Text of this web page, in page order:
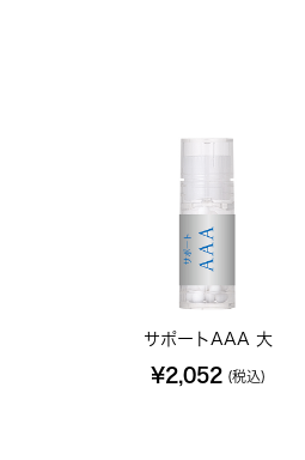
サポートAAA 大
¥2,052 (税込)